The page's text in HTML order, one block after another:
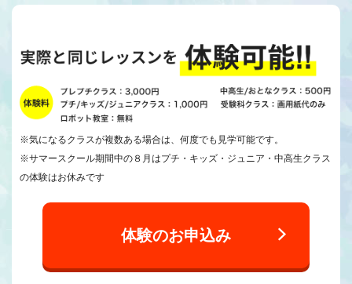
※気になるクラスが複数ある場合は、何度でも見学可能です。
※サマースクール期間中の８月はプチ・キッズ・ジュニア・中高生クラス
の体験はお休みです
体験のお申込み